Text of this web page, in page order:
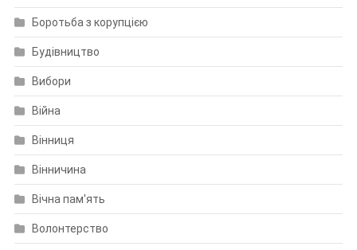
Боротьба з корупцією
Будівництво
Вибори
Війна
Вінниця
Вінничина
Вічна пам'ять
Волонтерство